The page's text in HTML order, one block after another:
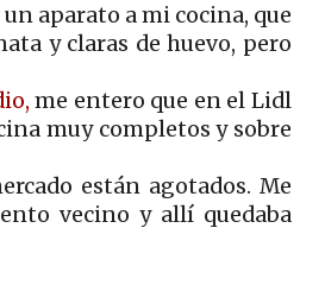
aparato a mi cocina, que
y claras de huevo, pero
me entero que en el Lidl
muy completos y sobre
están agotados. Me
vecino y allí quedaba